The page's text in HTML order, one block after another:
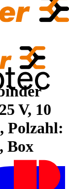
V, 10
Polzahl:
Box